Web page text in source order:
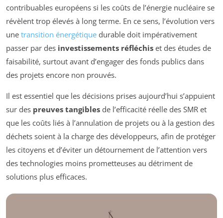
contribuables européens si les coûts de l’énergie nucléaire se
révèlent trop élevés à long terme. En ce sens, l’évolution vers
une transition énergétique durable doit impérativement
passer par des investissements réfléchis et des études de
faisabilité, surtout avant d’engager des fonds publics dans
des projets encore non prouvés.
Il est essentiel que les décisions prises aujourd’hui s’appuient
sur des preuves tangibles de l’efficacité réelle des SMR et
que les coûts liés à l’annulation de projets ou à la gestion des
déchets soient à la charge des développeurs, afin de protéger
les citoyens et d’éviter un détournement de l’attention vers
des technologies moins prometteuses au détriment de
solutions plus efficaces.